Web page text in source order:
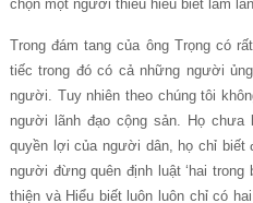
chọn một người thiếu hiểu biết làm
Trong đám tang của ông Trọng có
tiếc trong đó có cả những người
người. Tuy nhiên theo chúng tôi
người lãnh đạo cộng sản. Họ
quyền lợi của người dân, họ chỉ biết
người đừng quên định luật ‘hai
thiện và Hiểu biết luôn luôn chỉ có